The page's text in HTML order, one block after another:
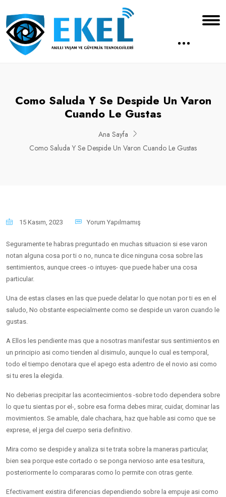
Como Saluda Y Se Despide Un Varon
Cuando Le Gustas
Ana Sayfa
Como Saluda Y Se Despide Un Varon Cuando Le Gustas
15 Kasım, 2023 Yorum Yapılmamış
Seguramente te habras preguntado en muchas situacion si ese varon
notan alguna cosa por ti o no, nunca te dice ninguna cosa sobre las
sentimientos, aunque crees -o intuyes- que puede haber una cosa
particular.
Una de estas clases en las que puede delatar lo que notan por ti es en el
saludo, No obstante especialmente como se despide un varon cuando le
gustas.
A Ellos les pendiente mas que a nosotras manifestar sus sentimientos en
un principio asi­ como tienden al disimulo, aunque lo cual es temporal,
todo el tiempo denotara que el apego esta adentro de el novio asi­ como
si tu eres la elegida.
No deberias precipitar las acontecimientos -sobre todo dependera sobre
lo que tu sientas por el-, sobre esa forma debes mirar, cuidar, dominar las
movimientos. Se amable, dale chachara, haz que hable asi­ como que se
exprese, el jerga del cuerpo seri­a definitivo.
Mira como se despide y analiza si te trata sobre la maneras particular,
bien sea porque este cortado o se ponga nervioso ante esa tesitura,
posteriormente lo compararas como lo permite con otras gente.
Efectivament existira diferencias dependiendo sobre la empuje asi­ como